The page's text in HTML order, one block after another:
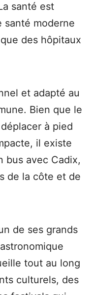
santé est
santé moderne
des hôpitaux
et adapté au
Bien que le
à pied
il existe
bus avec Cadix,
de la côte et de
de ses grands
tout au long
culturels, des